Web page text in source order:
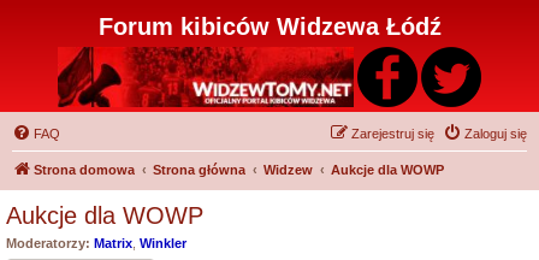
Forum kibiców Widzewa Łódź
FAQ Zaloguj się
Zarejestruj się
Strona domowa Strona główna Widzew Aukcje dla WOWP
Aukcje dla WOWP
Moderatorzy: Matrix Winkler